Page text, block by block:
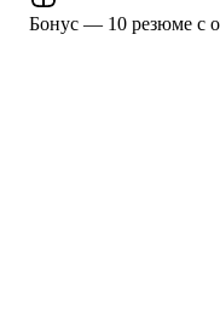
Бонус — 10 резюме с